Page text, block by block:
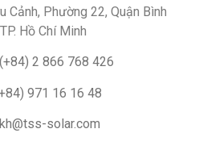
Cảnh, Phường 22, Quận Bình
Hồ Chí Minh
(+84) 2 866 768 426
971 16 16 48
solar.com